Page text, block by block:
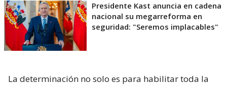
Presidente Kast anuncia en cadena
nacional su megarreforma en
seguridad: "Seremos implacables"
La determinación no solo es para habilitar toda la